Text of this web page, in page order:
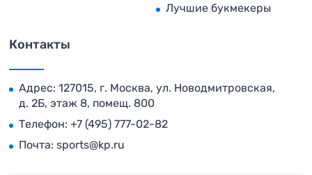
Лучшие букмекеры
Контакты
Адрес: 127015, г. Москва, ул. Новодмитровская,
д. 2Б, этаж 8, помещ. 800
Телефон: +7 (495) 777-02-82
Почта: sports@kp.ru